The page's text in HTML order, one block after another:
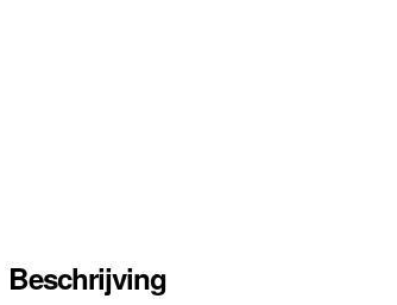
Beschrijving